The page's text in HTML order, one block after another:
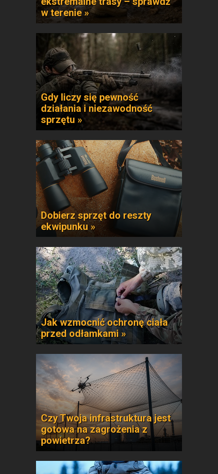
w terenie »
Gdy liczy się pewność
działania i niezawodność
sprzętu »
Dobierz sprzęt do reszty
ekwipunku »
Jak wzmocnić ochronę ciała
przed odłamkami »
Czy Twoja infrastruktura jest
gotowa na zagrożenia z
powietrza?